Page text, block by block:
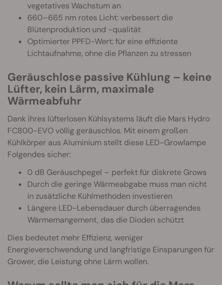
vegetatives Wachstum an
660–665 nm rotes Licht: verbessert die
Blütenproduktion und -qualität
Optimierter PPFD-Wert: für eine effiziente
Lichtaufnahme, ohne die Pflanzen zu stressen
Geräuschlose passive Kühlung – keine
Lüfter, kein Lärm, maximale
Wärmeabfuhr
Dank ihres lüfterlosen Kühlsystems läuft die Mars Hydro
FC800-EVO völlig geräuschlos. Mit einem großen
Kühlkörper aus Aluminium stellt diese LED-Growlampe
Folgendes sicher:
0 dB Geräuschpegel – perfekt für diskrete Grows
Durch die geringe Wärmeabgabe muss man nicht
in zusätzliche Kühlmethoden investieren
Längere LED-Lebensdauer durch überragendes
Wärmemangement, das die Dioden schützt
Dies bedeutet mehr Effizienz, weniger
Energieverschwendung und langfristige Einsparungen für
Grower, die Leistung ohne Lärm wollen.